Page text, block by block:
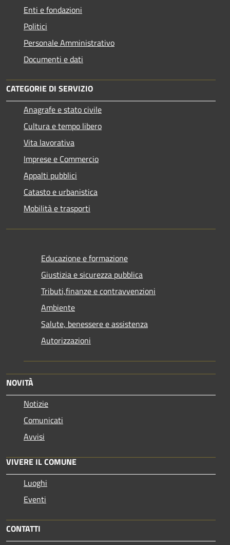
Enti e fondazioni
Politici
Personale Amministrativo
Documenti e dati
CATEGORIE DI SERVIZIO
Anagrafe e stato civile
Cultura e tempo libero
Vita lavorativa
Imprese e Commercio
Appalti pubblici
Catasto e urbanistica
Mobilità e trasporti
Educazione e formazione
Giustizia e sicurezza pubblica
Tributi,finanze e contravvenzioni
Ambiente
Salute, benessere e assistenza
Autorizzazioni
NOVITÀ
Notizie
Comunicati
Avvisi
VIVERE IL COMUNE
Luoghi
Eventi
CONTATTI